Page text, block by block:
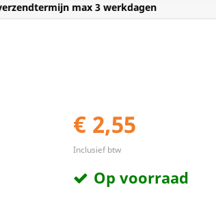
Grootste aanbod model auto’s
€ 2,55
Inclusief btw
Op voorraad